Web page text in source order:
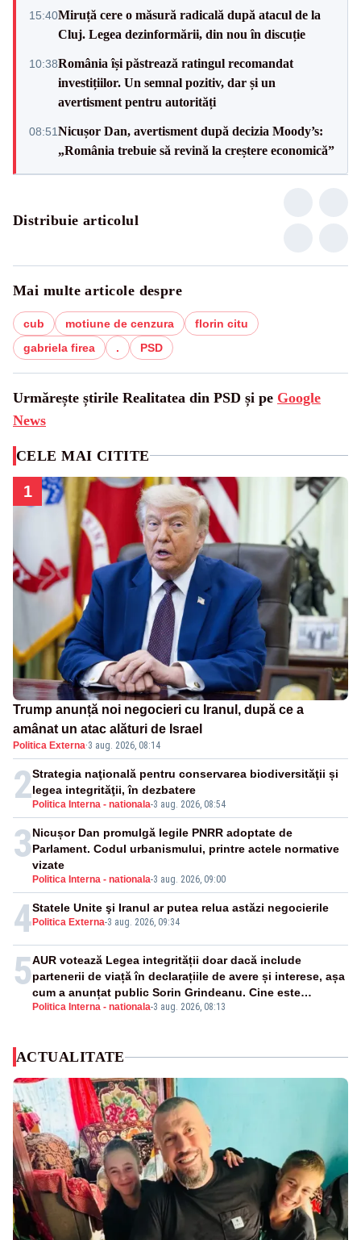
15:40Miruță cere o măsură radicală după atacul de la
Cluj. Legea dezinformării, din nou în discuție
10:38România își păstrează ratingul recomandat
investițiilor. Un semnal pozitiv, dar și un
avertisment pentru autorități
08:51Nicușor Dan, avertisment după decizia Moody’s:
„România trebuie să revină la creștere economică”
Distribuie articolul
Mai multe articole despre
cub motiune de cenzura
florin citu
gabriela firea
. PSD
Urmărește știrile Realitatea din PSD și pe Google
News
CELE MAI CITITE
1
Trump anunță noi negocieri cu Iranul, după ce a
amânat un atac alături de Israel
Politica Externa·3 aug. 2026, 08:14
2 Politica Interna - nationala-3 aug. 2026, 08:54
Strategia naţională pentru conservarea biodiversităţii și
legea integrităţii, în dezbatere
3
Politica Interna - nationala-3 aug. 2026, 09:00
Nicușor Dan promulgă legile PNRR adoptate de
Parlament. Codul urbanismului, printre actele normative
vizate
4 Politica Externa-3 aug. 2026, 09:34
Statele Unite şi Iranul ar putea relua astăzi negocierile
5
Politica Interna - nationala-3 aug. 2026, 08:13
AUR votează Legea integrității doar dacă include
partenerii de viață în declarațiile de avere și interese, așa
cum a anunțat public Sorin Grindeanu. Cine este
incompatibil sau în conflict de interese trebuie să plece
ACTUALITATE